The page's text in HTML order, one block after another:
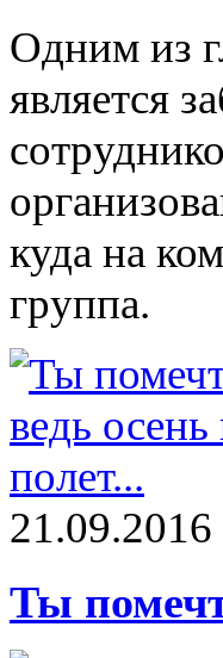
Одним из
является
куда на
группа.
21.09.2016
Ты